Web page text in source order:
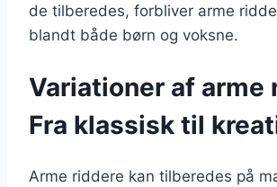
de tilberedes, forbliver arme
blandt både børn og voksne.
Variationer af arme
Fra klassisk til
Arme riddere kan tilberedes på